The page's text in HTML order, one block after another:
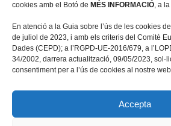
cookies amb el Botó de MÉS INFORMACIÓ, a
En atenció a la Guia sobre l’ús de les cookies
de juliol de 2023, i amb els criteris del Comitè
Dades (CEPD); a l’RGPD-UE-2016/679, a
34/2002, darrera actualització, 09/05/2023,
consentiment per a l’ús de cookies al nostre
Accepta
08028 Barcelona
+34 934 498 676
fundacio@llarscompartides.org